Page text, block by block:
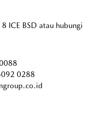
ICE BSD atau hubungi
0288